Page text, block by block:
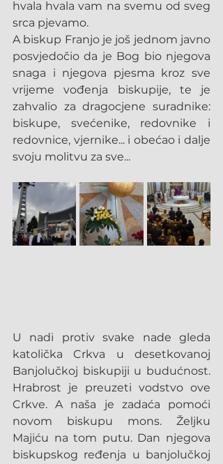
hvala hvala vam na svemu od sveg
srca pjevamo.
A biskup Franjo je još jednom javno
posvjedočio da je Bog bio njegova
snaga i njegova pjesma kroz sve
vrijeme vođenja biskupije, te je
zahvalio za dragocjene suradnike:
biskupe, svećenike, redovnike i
redovnice, vjernike... i obećao i dalje
svoju molitvu za sve...
U nadi protiv svake nade gleda
katolička Crkva u desetkovanoj
Banjolučkoj biskupiji u budućnost.
Hrabrost je preuzeti vodstvo ove
Crkve. A naša je zadaća pomoći
novom biskupu mons. Željku
Majiću na tom putu. Dan njegova
biskupskog ređenja u banjolučkoj